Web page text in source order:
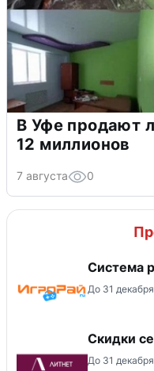
В Уфе продают
12 миллионов
7 августа 0
Система
До 31
Скидки
До 31